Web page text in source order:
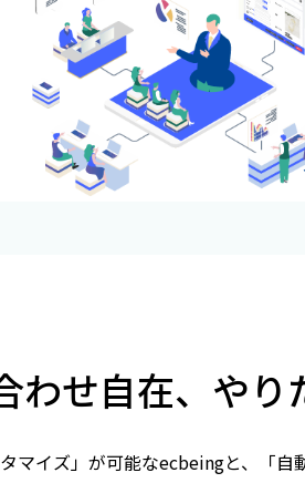
わせ自在、やり
タマイズ」が可能なecbeingと、「